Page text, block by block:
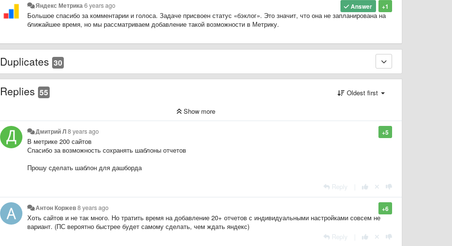
+1
Answer
Яндекс Метрика 6 years ago
Большое спасибо за комментарии и голоса. Задаче присвоен статус «бэклог». Это значит, что она не запланирована на
ближайшее время, но мы рассматриваем добавление такой возможности в Метрику.
Duplicates 30
Replies 55
Oldest first
Show more
+5
Дмитрий Л8 years ago
В метрике 200 сайтов
Спасибо за возможность сохранять шаблоны отчетов
Прошу сделать шаблон для дашборда
Reply
+6
Антон Коржев8 years ago
Хоть сайтов и не так много. Но тратить время на добавление 20+ отчетов с индивидуальными настройками совсем не
вариант. (ПС вероятно быстрее будет самому сделать, чем ждать яндекс)
Reply